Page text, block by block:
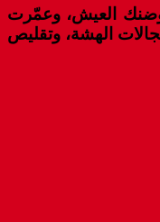
وضنك العيش، وعمّرت
الهشة، وتقليص